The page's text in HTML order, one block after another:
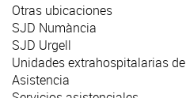
Otras ubicaciones
SJD Numància
SJD Urgell
Unidades extrahospitalarias
Asistencia